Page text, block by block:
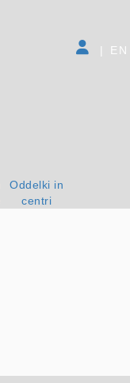
Oddelki in
centri
| EN